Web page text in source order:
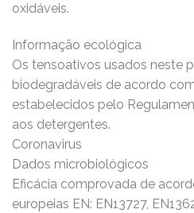
oxidáveis.
Informação ecológica
Os tensoativos usados neste
biodegradáveis de acordo
estabelecidos pelo
aos detergentes.
Coronavirus
Dados microbiológicos
Eficácia comprovada de
europeias EN: EN13727,